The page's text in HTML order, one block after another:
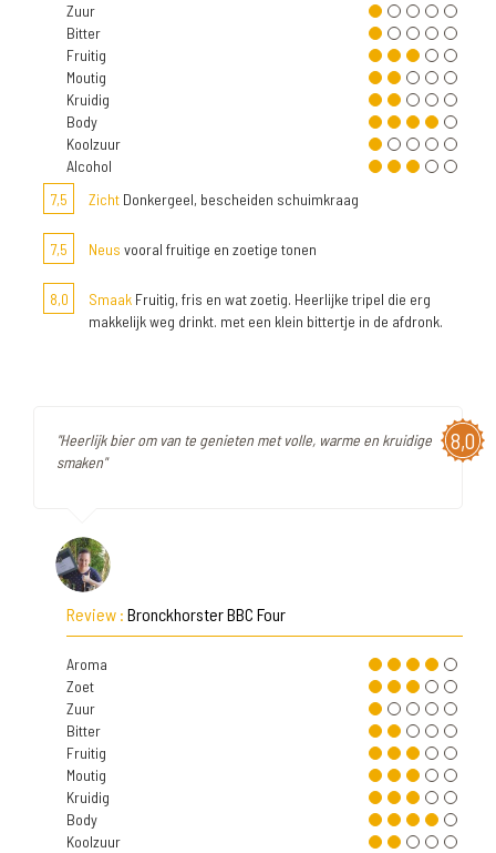
Zuur
Bitter
Fruitig
Moutig
Kruidig
Body
Koolzuur
Alcohol
7,5
Zicht Donkergeel, bescheiden schuimkraag
7,5 Neus vooral fruitige en zoetige tonen
8,0 Smaak Fruitig, fris en wat zoetig. Heerlijke tripel die erg
makkelijk weg drinkt. met een klein bittertje in de afdronk.
8,0
"Heerlijk bier om van te genieten met volle, warme en kruidige
smaken"
Review : Bronckhorster BBC Four
Aroma
Zoet
Zuur
Bitter
Fruitig
Moutig
Kruidig
Body
Koolzuur